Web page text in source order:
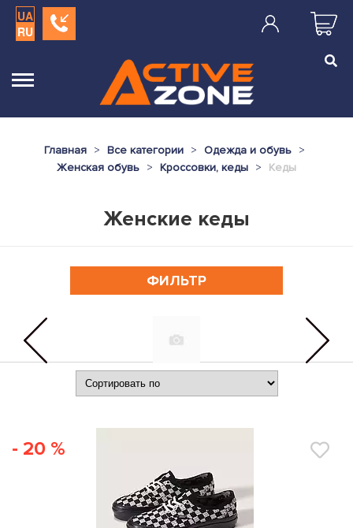
UA
RU
Главная Все категории
Одежда и обувь
Женская обувь
Кроссовки, кеды Кеды
Женские кеды
ФИЛЬТР
- 20 %